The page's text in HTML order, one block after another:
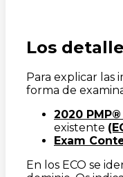
Los
Para explicar las
forma de
2020
existente
Exam
En los ECO se